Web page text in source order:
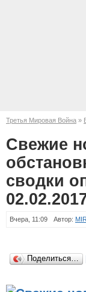
Третья Мировая Война »
сводки ополчения
Свежие
сводки
Вчера, 11:09 Автор: MIR
Поделиться…